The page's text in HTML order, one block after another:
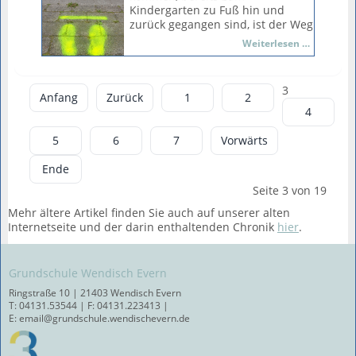
mit Schnittgut und Erde, dann
können sie die neuen Pflanzen
der zweiten Klassen beherbergen.
Kindergarten zu Fuß hin und
zurück gegangen sind, ist der Weg
zur Schule doch noch einmal eine
größere Herausforderung, weil er
selbstständig und alleine
zurückgelegt wird. Eine große
Hilfe bei der Bewältigung sind die
gelben Füße, die in diesen Tagen
auf den Gehwegen des Dorfes
gesprüht werden. Sie dienen der
Hilfestellung für richtiges
Verhalten, weil sie immer wieder
an das Anhalten erinnern.
Weiterlesen …
Füße
Weg
Anfang Zurück 1 2
3
4
5
6 7
Vorwärts
Ende
Seite 3 von 19
Mehr ältere Artikel finden Sie auch auf unserer alten
Internetseite und der darin enthaltenden Chronik hier.
Grundschule Wendisch Evern
Ringstraße 10 | 21403 Wendisch Evern
T: 04131.53544 | F: 04131.223413 |
E: email@grundschule.wendischevern.de